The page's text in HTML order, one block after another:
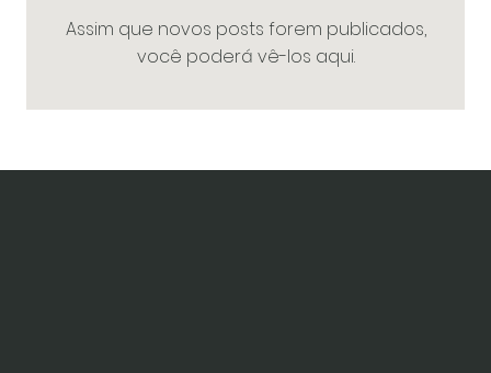
Assim que novos posts forem publicados,
você poderá vê-los aqui.